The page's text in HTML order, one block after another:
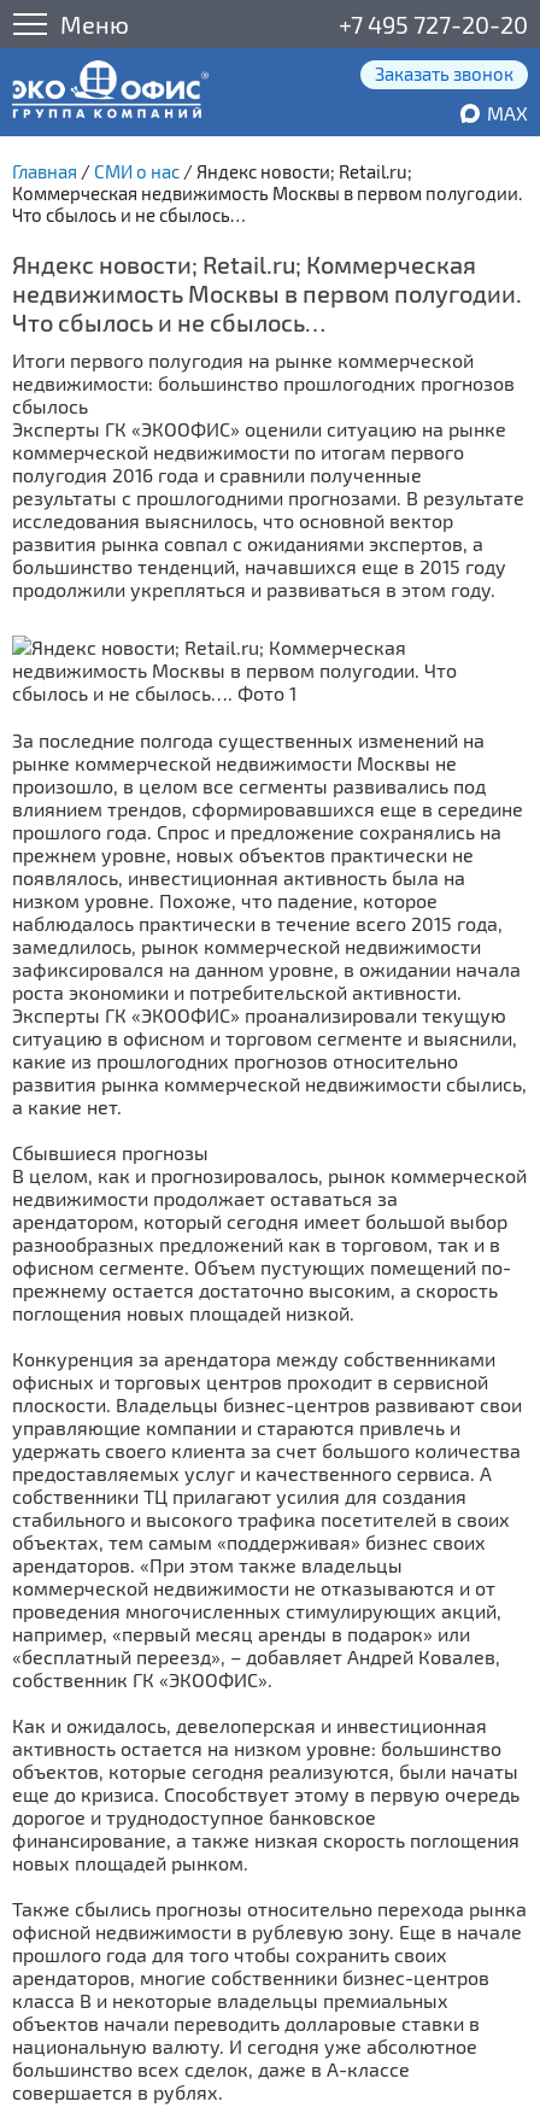
Меню +7 495 727-20-20
Заказать звонок
MAX
Главная / СМИ о нас / Яндекс новости; Retail.ru;
Коммерческая недвижимость Москвы в первом полугодии.
Что сбылось и не сбылось…
Яндекс новости; Retail.ru; Коммерческая
недвижимость Москвы в первом полугодии.
Что сбылось и не сбылось…
Итоги первого полугодия на рынке коммерческой
недвижимости: большинство прошлогодних прогнозов
сбылось
Эксперты ГК «ЭКООФИС» оценили ситуацию на рынке
коммерческой недвижимости по итогам первого
полугодия 2016 года и сравнили полученные
результаты с прошлогодними прогнозами. В результате
исследования выяснилось, что основной вектор
развития рынка совпал с ожиданиями экспертов, а
большинство тенденций, начавшихся еще в 2015 году
продолжили укрепляться и развиваться в этом году.
За последние полгода существенных изменений на
рынке коммерческой недвижимости Москвы не
произошло, в целом все сегменты развивались под
влиянием трендов, сформировавшихся еще в середине
прошлого года. Спрос и предложение сохранялись на
прежнем уровне, новых объектов практически не
появлялось, инвестиционная активность была на
низком уровне. Похоже, что падение, которое
наблюдалось практически в течение всего 2015 года,
замедлилось, рынок коммерческой недвижимости
зафиксировался на данном уровне, в ожидании начала
роста экономики и потребительской активности.
Эксперты ГК «ЭКООФИС» проанализировали текущую
ситуацию в офисном и торговом сегменте и выяснили,
какие из прошлогодних прогнозов относительно
развития рынка коммерческой недвижимости сбылись,
а какие нет.
Сбывшиеся прогнозы
В целом, как и прогнозировалось, рынок коммерческой
недвижимости продолжает оставаться за
арендатором, который сегодня имеет большой выбор
разнообразных предложений как в торговом, так и в
офисном сегменте. Объем пустующих помещений по-
прежнему остается достаточно высоким, а скорость
поглощения новых площадей низкой.
Конкуренция за арендатора между собственниками
офисных и торговых центров проходит в сервисной
плоскости. Владельцы бизнес-центров развивают свои
управляющие компании и стараются привлечь и
удержать своего клиента за счет большого количества
предоставляемых услуг и качественного сервиса. А
собственники ТЦ прилагают усилия для создания
стабильного и высокого трафика посетителей в своих
объектах, тем самым «поддерживая» бизнес своих
арендаторов. «При этом также владельцы
коммерческой недвижимости не отказываются и от
проведения многочисленных стимулирующих акций,
например, «первый месяц аренды в подарок» или
«бесплатный переезд», – добавляет Андрей Ковалев,
собственник ГК «ЭКООФИС».
Как и ожидалось, девелоперская и инвестиционная
активность остается на низком уровне: большинство
объектов, которые сегодня реализуются, были начаты
еще до кризиса. Способствует этому в первую очередь
дорогое и труднодоступное банковское
финансирование, а также низкая скорость поглощения
новых площадей рынком.
Также сбылись прогнозы относительно перехода рынка
офисной недвижимости в рублевую зону. Еще в начале
прошлого года для того чтобы сохранить своих
арендаторов, многие собственники бизнес-центров
класса В и некоторые владельцы премиальных
объектов начали переводить долларовые ставки в
национальную валюту. И сегодня уже абсолютное
большинство всех сделок, даже в А-классе
совершается в рублях.